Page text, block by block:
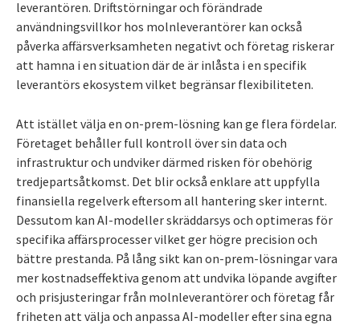
leverantören. Driftstörningar och förändrade
användningsvillkor hos molnleverantörer kan också
påverka affärsverksamheten negativt och företag riskerar
att hamna i en situation där de är inlåsta i en specifik
leverantörs ekosystem vilket begränsar flexibiliteten.
Att istället välja en on-prem-lösning kan ge flera fördelar.
Företaget behåller full kontroll över sin data och
infrastruktur och undviker därmed risken för obehörig
tredjepartsåtkomst. Det blir också enklare att uppfylla
finansiella regelverk eftersom all hantering sker internt.
Dessutom kan AI-modeller skräddarsys och optimeras för
specifika affärsprocesser vilket ger högre precision och
bättre prestanda. På lång sikt kan on-prem-lösningar vara
mer kostnadseffektiva genom att undvika löpande avgifter
och prisjusteringar från molnleverantörer och företag får
friheten att välja och anpassa AI-modeller efter sina egna